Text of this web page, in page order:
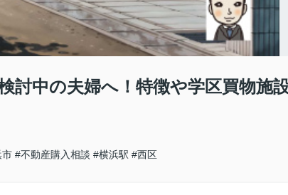
討中の夫婦へ！特徴や学区買物施
市 #不動産購入相談 #横浜駅 #西区